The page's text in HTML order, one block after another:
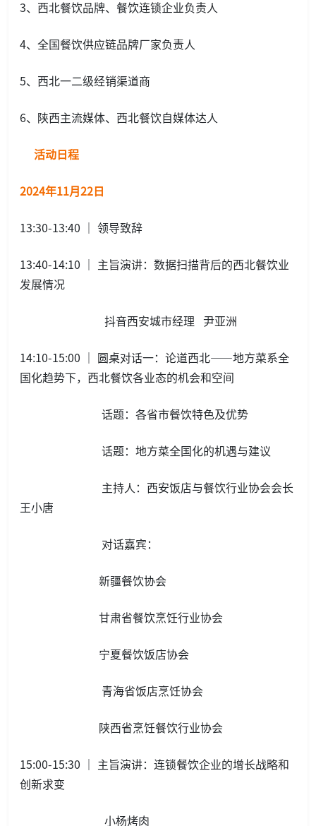
3、西北餐饮品牌、餐饮连锁企业负责人
4、全国餐饮供应链品牌厂家负责人
5、西北一二级经销渠道商
6、陕西主流媒体、西北餐饮自媒体达人
活动日程
2024年11月22日
13:30-13:40 ｜ 领导致辞
13:40-14:10 ｜ 主旨演讲：数据扫描背后的西北餐饮业
发展情况
抖音西安城市经理 尹亚洲
14:10-15:00 ｜ 圆桌对话一：论道西北——地方菜系全
国化趋势下，西北餐饮各业态的机会和空间
话题：各省市餐饮特色及优势
话题：地方菜全国化的机遇与建议
主持人：西安饭店与餐饮行业协会会长
王小唐
对话嘉宾：
新疆餐饮协会
甘肃省餐饮烹饪行业协会
宁夏餐饮饭店协会
青海省饭店烹饪协会
陕西省烹饪餐饮行业协会
15:00-15:30 ｜ 主旨演讲：连锁餐饮企业的增长战略和
创新求变
小杨烤肉